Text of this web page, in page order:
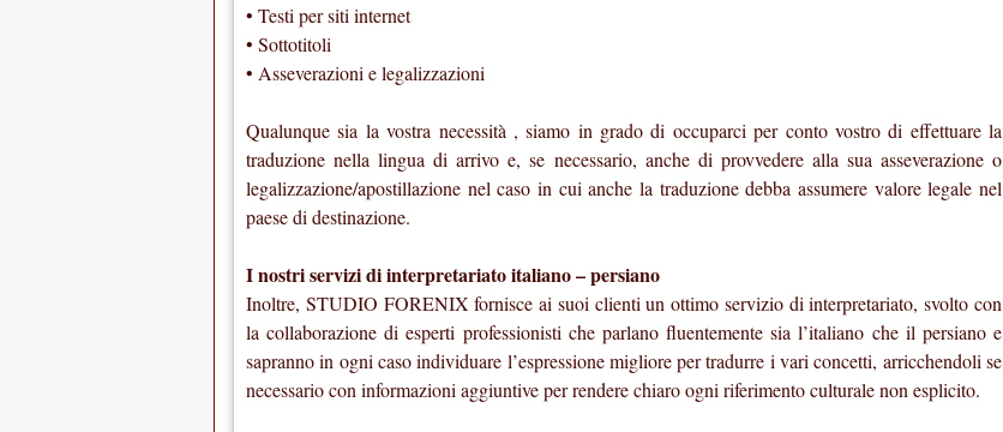
• Testi per siti internet
• Sottotitoli
• Asseverazioni e legalizzazioni
Qualunque sia la vostra necessità , siamo in grado di occuparci per conto vostro di effettuare la
traduzione nella lingua di arrivo e, se necessario, anche di provvedere alla sua asseverazione o
legalizzazione/apostillazione nel caso in cui anche la traduzione debba assumere valore legale nel
paese di destinazione.
I nostri servizi di interpretariato italiano – persiano
Inoltre, STUDIO FORENIX fornisce ai suoi clienti un ottimo servizio di interpretariato, svolto con
la collaborazione di esperti professionisti che parlano fluentemente sia l’italiano che il persiano e
sapranno in ogni caso individuare l’espressione migliore per tradurre i vari concetti, arricchendoli se
necessario con informazioni aggiuntive per rendere chiaro ogni riferimento culturale non esplicito.